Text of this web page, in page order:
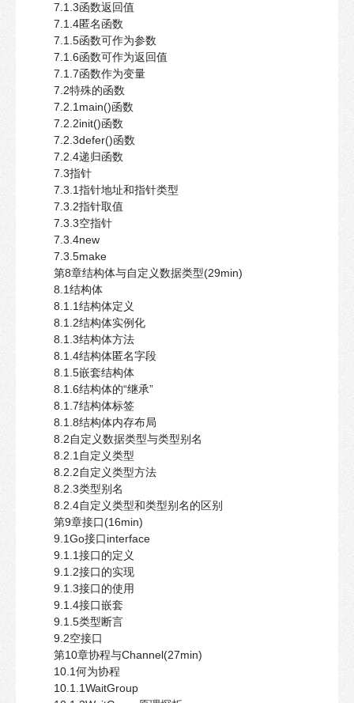
7.1.3函数返回值
7.1.4匿名函数
7.1.5函数可作为参数
7.1.6函数可作为返回值
7.1.7函数作为变量
7.2特殊的函数
7.2.1main()函数
7.2.2init()函数
7.2.3defer()函数
7.2.4递归函数
7.3指针
7.3.1指针地址和指针类型
7.3.2指针取值
7.3.3空指针
7.3.4new
7.3.5make
第8章结构体与自定义数据类型(29min)
8.1结构体
8.1.1结构体定义
8.1.2结构体实例化
8.1.3结构体方法
8.1.4结构体匿名字段
8.1.5嵌套结构体
8.1.6结构体的“继承”
8.1.7结构体标签
8.1.8结构体内存布局
8.2自定义数据类型与类型别名
8.2.1自定义类型
8.2.2自定义类型方法
8.2.3类型别名
8.2.4自定义类型和类型别名的区别
第9章接口(16min)
9.1Go接口interface
9.1.1接口的定义
9.1.2接口的实现
9.1.3接口的使用
9.1.4接口嵌套
9.1.5类型断言
9.2空接口
第10章协程与Channel(27min)
10.1何为协程
10.1.1WaitGroup